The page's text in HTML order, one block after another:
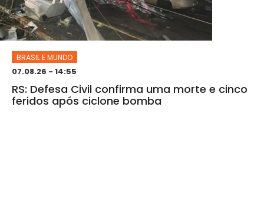
BRASIL E MUNDO
07.08.26 - 14:55
RS: Defesa Civil confirma uma morte e cinco
feridos após ciclone bomba